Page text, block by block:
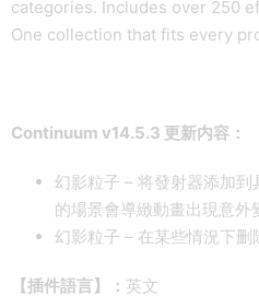
categories. Includes over 250
One collection that fits every
Continuum v14.5.3 更新内容：
幻影粒子 – 将發射器添加
的場景會導緻動畫出現意外
幻影粒子 – 在某些情況下删
【插件語言】： 英文